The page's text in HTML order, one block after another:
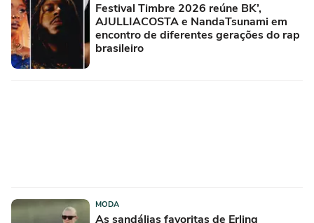
Festival Timbre 2026 reúne BK’,
AJULLIACOSTA e NandaTsunami em
encontro de diferentes gerações do rap
brasileiro
MODA
As sandálias favoritas de Erling